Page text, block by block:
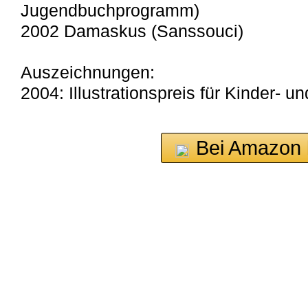
Jugendbuchprogramm)
2002 Damaskus (Sanssouci)
Auszeichnungen:
2004: Illustrationspreis für Kinder-
Bei Amazon